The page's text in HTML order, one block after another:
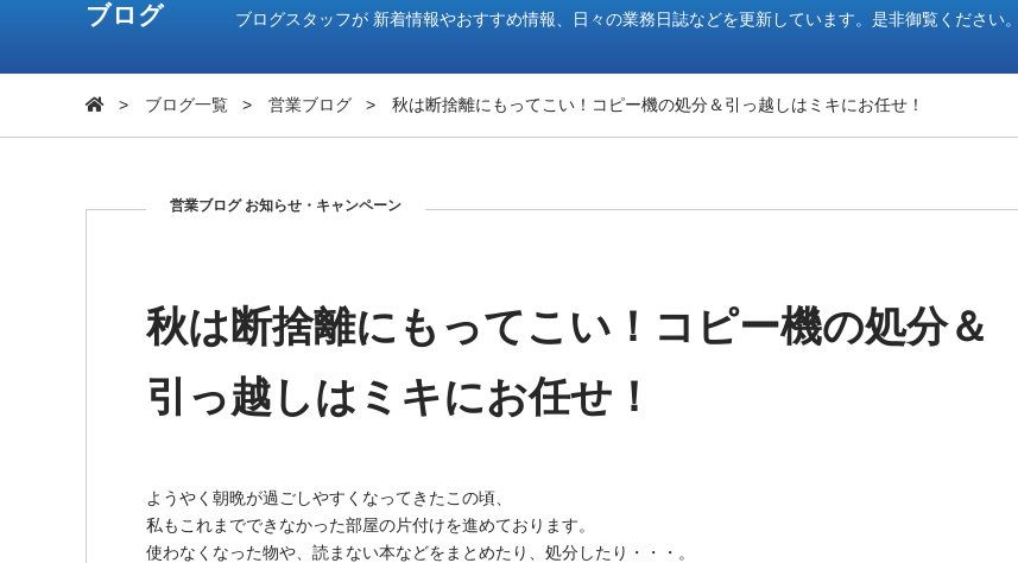
ブログ ブログスタッフが 新着情報やおすすめ情報、日々の業務日誌などを更新しています。是非御覧ください。
ブログ一覧 営業ブログ 秋は断捨離にもってこい！コピー機の処分＆引っ越しはミキにお任せ！
営業ブログ お知らせ・キャンペーン
秋は断捨離にもってこい！コピー機の処分＆
引っ越しはミキにお任せ！
ようやく朝晩が過ごしやすくなってきたこの頃、
私もこれまでできなかった部屋の片付けを進めております。
使わなくなった物や、読まない本などをまとめたり、処分したり・・・。